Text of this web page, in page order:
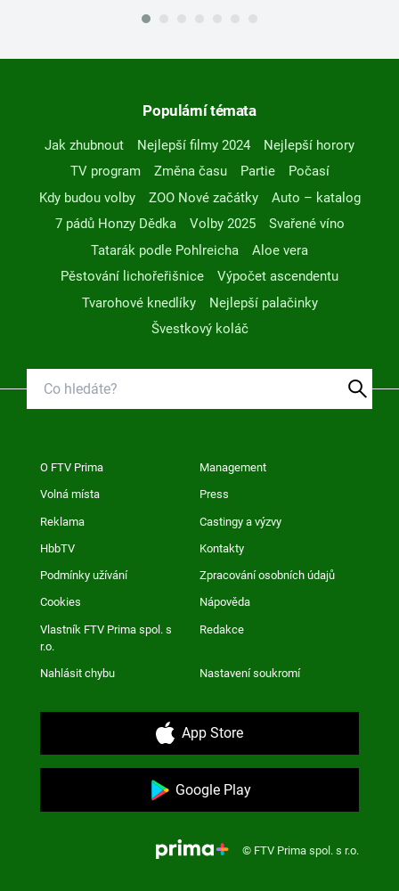
Populární témata
Jak zhubnout Nejlepší filmy 2024
Nejlepší horory
TV program
Změna času Partie
Počasí
Kdy budou volby
ZOO Nové začátky
Auto – katalog
7 pádů Honzy Dědka
Volby 2025
Svařené víno
Tatarák podle Pohlreicha
Aloe vera
Pěstování lichořeřišnice
Výpočet ascendentu
Tvarohové knedlíky
Nejlepší palačinky
Švestkový koláč
O FTV Prima Management
Volná místa Press
Reklama Castingy a výzvy
HbbTV Kontakty
Podmínky užívání Zpracování osobních údajů
Cookies Nápověda
Vlastník FTV Prima spol. s
r.o.
Redakce
Nahlásit chybu Nastavení soukromí
App Store
Google Play
© FTV Prima spol. s r.o.